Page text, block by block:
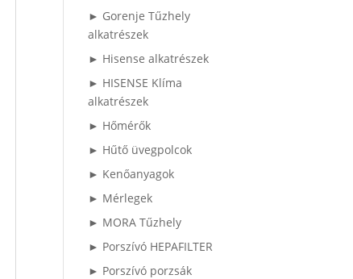
► Gorenje Tűzhely
alkatrészek
► Hisense alkatrészek
► HISENSE Klíma
alkatrészek
► Hőmérők
► Hűtő üvegpolcok
► Kenőanyagok
► Mérlegek
► MORA Tűzhely
► Porszívó HEPAFILTER
► Porszívó porzsák